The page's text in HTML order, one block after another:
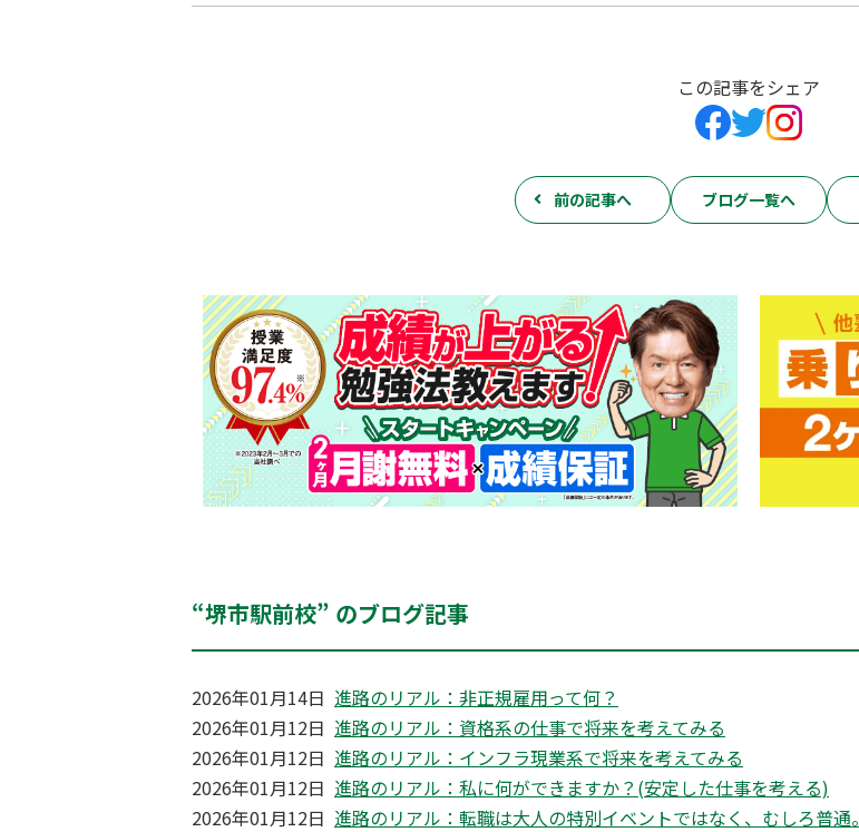
この記事をシェア
前の記事へ ブログ一覧へ
“堺市駅前校” のブログ記事
2026年01月14日 進路のリアル：非正規雇用って何？
2026年01月12日 進路のリアル：資格系の仕事で将来を考えてみる
2026年01月12日 進路のリアル：インフラ現業系で将来を考えてみる
2026年01月12日 進路のリアル：私に何ができますか？(安定した仕事を考える)
2026年01月12日 進路のリアル：転職は大人の特別イベントではなく、むしろ普通。